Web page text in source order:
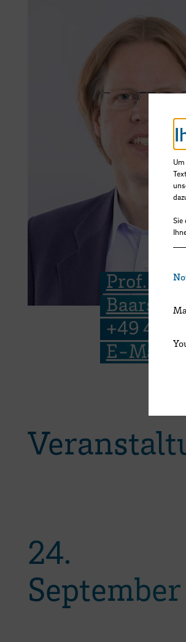
Prof. Dr.
Baars
+49 421
E-Mail
24.
September
Sie